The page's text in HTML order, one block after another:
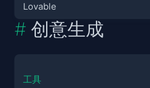
Lovable
创意生成
工具